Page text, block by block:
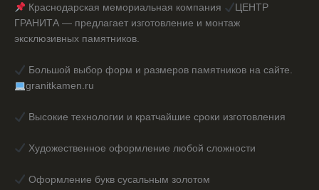
Краснодарская мемориальная компания
ЦЕНТР
ГРАНИТА — предлагает изготовление и монтаж
эксклюзивных памятников.
Большой выбор форм и размеров памятников на сайте.
granitkamen.ru
Высокие технологии и кратчайшие сроки изготовления
Художественное оформление любой сложности
Оформление букв сусальным золотом